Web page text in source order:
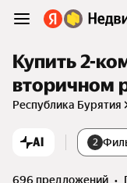
Купить 2-
вторичном
Республика Бурятия
AI 2
696 предложений •